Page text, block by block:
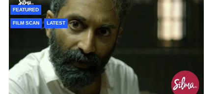
FEATURED
FILM SCAN LATEST